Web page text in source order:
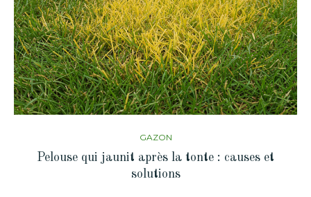
GAZON
Pelouse qui jaunit après la tonte : causes et
solutions